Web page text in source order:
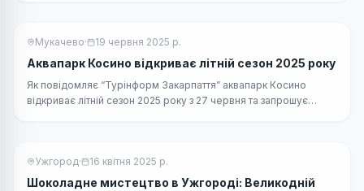
Мукачево· 19 червня 2025 р.
Аквапарк Косино відкриває літній сезон 2025 року
Як повідомляє “Турінформ Закарпаття” аквапарк Косино
відкриває літній сезон 2025 року з 27 червня та запрошує
Ужгород· 16 квітня 2025 р.
Шоколадне мистецтво в Ужгороді: Великодній